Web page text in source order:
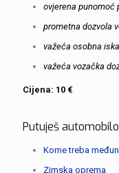
ovjerena punomoć
prometna dozvola
važeća osobna
važeća vozačka
Cijena: 10 €
Putuješ
Kome treba
Zimska oprema